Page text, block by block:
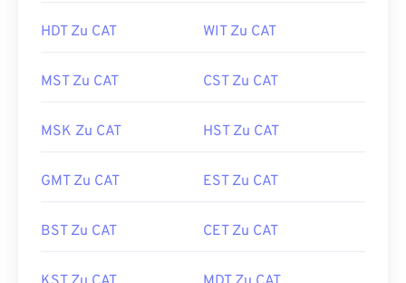
HDT Zu CAT WIT Zu CAT
MST Zu CAT CST Zu CAT
MSK Zu CAT HST Zu CAT
GMT Zu CAT EST Zu CAT
BST Zu CAT CET Zu CAT